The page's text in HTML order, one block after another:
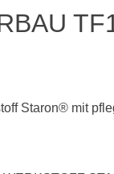
Staron® mit